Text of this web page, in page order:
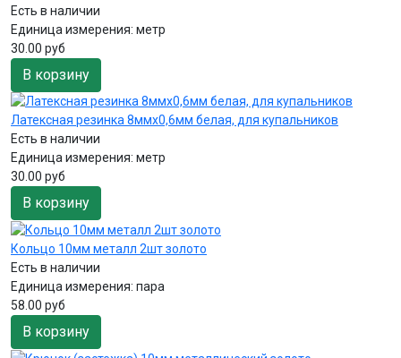
Есть в наличии
Единица измерения: метр
30.00 руб
В корзину
Латексная резинка 8ммх0,6мм белая, для купальников
Есть в наличии
Единица измерения: метр
30.00 руб
В корзину
Кольцо 10мм металл 2шт золото
Есть в наличии
Единица измерения: пара
58.00 руб
В корзину